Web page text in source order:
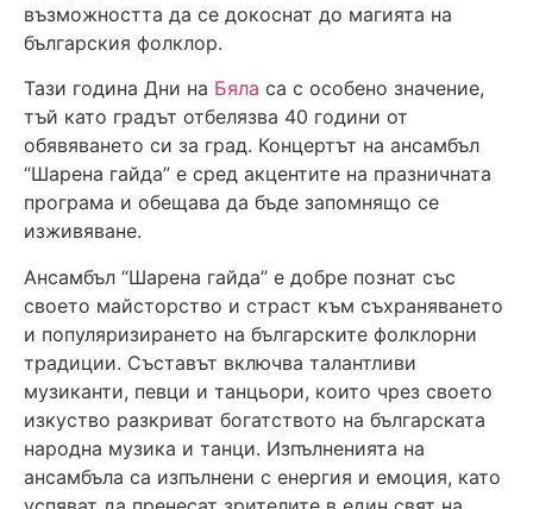
възможността да се докоснат до магията на
българския фолклор.
Тази година Дни на Бяла са с особено значение,
тъй като градът отбелязва 40 години от
обявяването си за град. Концертът на ансамбъл
“Шарена гайда” е сред акцентите на празничната
програма и обещава да бъде запомнящо се
изживяване.
Ансамбъл “Шарена гайда” е добре познат със
своето майсторство и страст към съхраняването
и популяризирането на българските фолклорни
традиции. Съставът включва талантливи
музиканти, певци и танцьори, които чрез своето
изкуство разкриват богатството на българската
народна музика и танци. Изпълненията на
ансамбъла са изпълнени с енергия и емоция, като